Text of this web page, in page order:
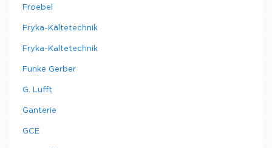
Froebel
Fryka-Kältetechnik
Fryka-Kaltetechnik
Funke Gerber
G. Lufft
Ganterie
GCE